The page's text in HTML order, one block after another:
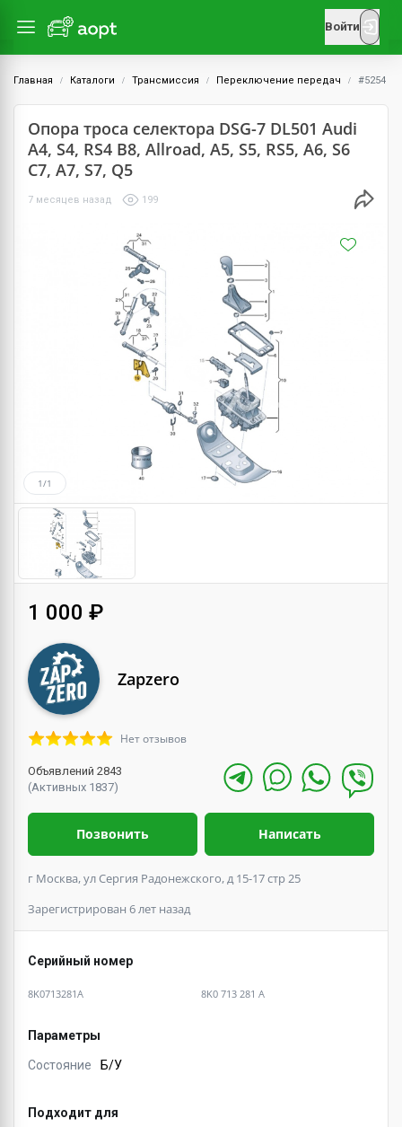
Войти
Главная Каталоги Трансмиссия Переключение передач #5254
Опора троса селектора DSG-7 DL501 Audi
A4, S4, RS4 B8, Allroad, A5, S5, RS5, A6, S6
C7, A7, S7, Q5
7 месяцев назад 199
1/1
1 000 ₽
Zapzero
Нет отзывов
Объявлений 2843
(Активных 1837)
Позвонить Написать
г Москва, ул Сергия Радонежского, д 15-17 стр 25
Зарегистрирован 6 лет назад
Серийный номер
8K0713281A 8K0 713 281 A
Параметры
Состояние Б/У
Подходит для